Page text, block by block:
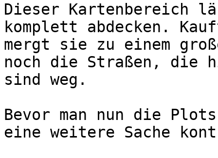
Dieser Kartenbereich
komplett abdecken.
mergt sie zu einem
noch die Straßen, die
sind weg.
Bevor man nun die
eine weitere Sache